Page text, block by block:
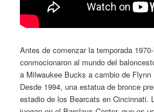
Antes de comenzar la temporada
conmocionaron al mundo del
a Milwaukee Bucks a cambio de
Desde 1994, una estatua de bronce
estadio de los Bearcats en Cincinnati.